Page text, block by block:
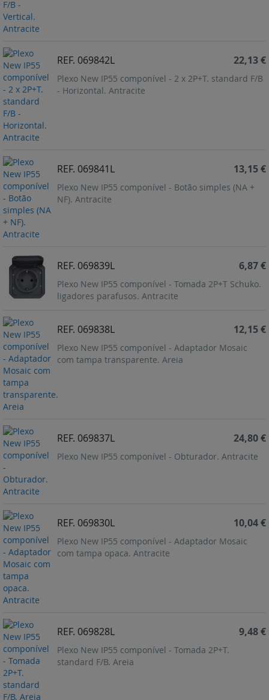
REF. 069842L
Plexo New IP55 componível - 2 x 2P+T. standard F/B
- Horizontal. Antracite
22,13 €
REF. 069841L
Plexo New IP55 componível - Botão simples (NA +
NF). Antracite
13,15 €
REF. 069839L
Plexo New IP55 componível - Tomada 2P+T Schuko.
ligadores parafusos. Antracite
6,87 €
REF. 069838L
Plexo New IP55 componível - Adaptador Mosaic
com tampa transparente. Areia
12,15 €
REF. 069837L
Plexo New IP55 componível - Obturador. Antracite
24,80 €
REF. 069830L
Plexo New IP55 componível - Adaptador Mosaic
com tampa opaca. Antracite
10,04 €
REF. 069828L
Plexo New IP55 componível - Tomada 2P+T.
standard F/B. Areia
9,48 €